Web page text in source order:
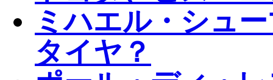
ミハエル・シュ
タイヤ？